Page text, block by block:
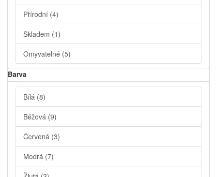
Přírodní (4)
Skladem (1)
Omyvatelné (5)
Barva
Bílá (8)
Béžová (9)
Červená (3)
Modrá (7)